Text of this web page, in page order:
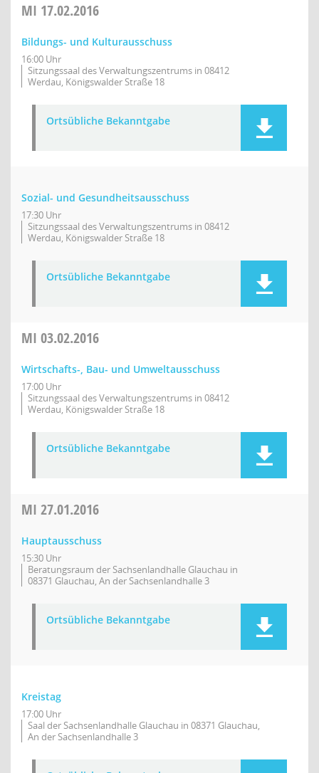
MI 17.02.2016
Bildungs- und Kulturausschuss
16:00 Uhr
Sitzungssaal des Verwaltungszentrums in 08412
Werdau, Königswalder Straße 18
Ortsübliche Bekanntgabe
Sozial- und Gesundheitsausschuss
17:30 Uhr
Sitzungssaal des Verwaltungszentrums in 08412
Werdau, Königswalder Straße 18
Ortsübliche Bekanntgabe
MI 03.02.2016
Wirtschafts-, Bau- und Umweltausschuss
17:00 Uhr
Sitzungssaal des Verwaltungszentrums in 08412
Werdau, Königswalder Straße 18
Ortsübliche Bekanntgabe
MI 27.01.2016
Hauptausschuss
15:30 Uhr
Beratungsraum der Sachsenlandhalle Glauchau in
08371 Glauchau, An der Sachsenlandhalle 3
Ortsübliche Bekanntgabe
Kreistag
17:00 Uhr
Saal der Sachsenlandhalle Glauchau in 08371 Glauchau,
An der Sachsenlandhalle 3